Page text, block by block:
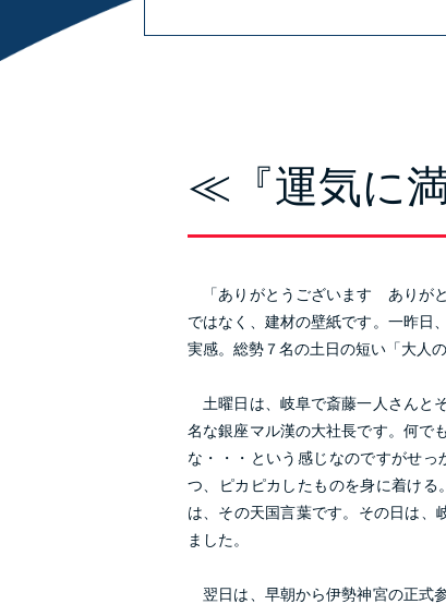
≪『運気に
「ありがとうございます ありが
ではなく、建材の壁紙です。一昨日
実感。総勢７名の土日の短い「大人
土曜日は、岐阜で斎藤一人さんと
名な銀座マル漢の大社長です。何で
な・・・という感じなのですがせ
つ、ピカピカしたものを身に着け
は、その天国言葉です。その日は、
ました。
翌日は、早朝から伊勢神宮の正式